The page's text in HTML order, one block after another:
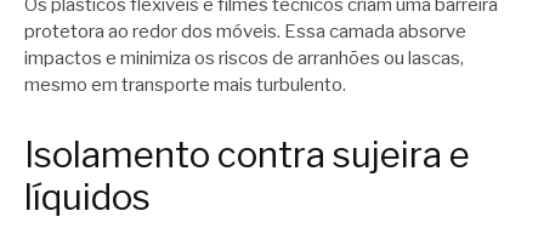
Os plásticos flexíveis e filmes técnicos criam uma barreira
protetora ao redor dos móveis. Essa camada absorve
impactos e minimiza os riscos de arranhões ou lascas,
mesmo em transporte mais turbulento.
Isolamento contra sujeira e
líquidos